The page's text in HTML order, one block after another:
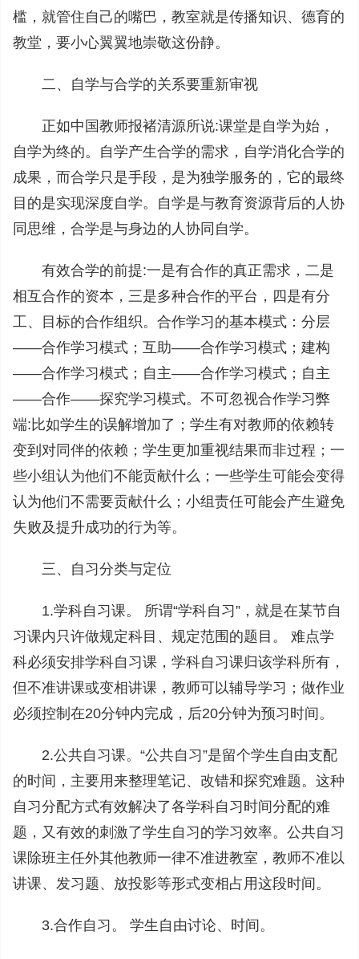
槛，就管住自己的嘴巴，教室就是传播知识、德育的
教堂，要小心翼翼地崇敬这份静。
二、自学与合学的关系要重新审视
正如中国教师报褚清源所说:课堂是自学为始，
自学为终的。自学产生合学的需求，自学消化合学的
成果，而合学只是手段，是为独学服务的，它的最终
目的是实现深度自学。自学是与教育资源背后的人协
同思维，合学是与身边的人协同自学。
有效合学的前提:一是有合作的真正需求，二是
相互合作的资本，三是多种合作的平台，四是有分
工、目标的合作组织。合作学习的基本模式：分层
——合作学习模式；互助——合作学习模式；建构
——合作学习模式；自主——合作学习模式；自主
——合作——探究学习模式。不可忽视合作学习弊
端:比如学生的误解增加了；学生有对教师的依赖转
变到对同伴的依赖；学生更加重视结果而非过程；一
些小组认为他们不能贡献什么；一些学生可能会变得
认为他们不需要贡献什么；小组责任可能会产生避免
失败及提升成功的行为等。
三、自习分类与定位
1.学科自习课。 所谓“学科自习”，就是在某节自
习课内只许做规定科目、规定范围的题目。 难点学
科必须安排学科自习课，学科自习课归该学科所有，
但不准讲课或变相讲课，教师可以辅导学习；做作业
必须控制在20分钟内完成，后20分钟为预习时间。
2.公共自习课。“公共自习”是留个学生自由支配
的时间，主要用来整理笔记、改错和探究难题。这种
自习分配方式有效解决了各学科自习时间分配的难
题，又有效的刺激了学生自习的学习效率。公共自习
课除班主任外其他教师一律不准进教室，教师不准以
讲课、发习题、放投影等形式变相占用这段时间。
3.合作自习。 学生自由讨论、时间。